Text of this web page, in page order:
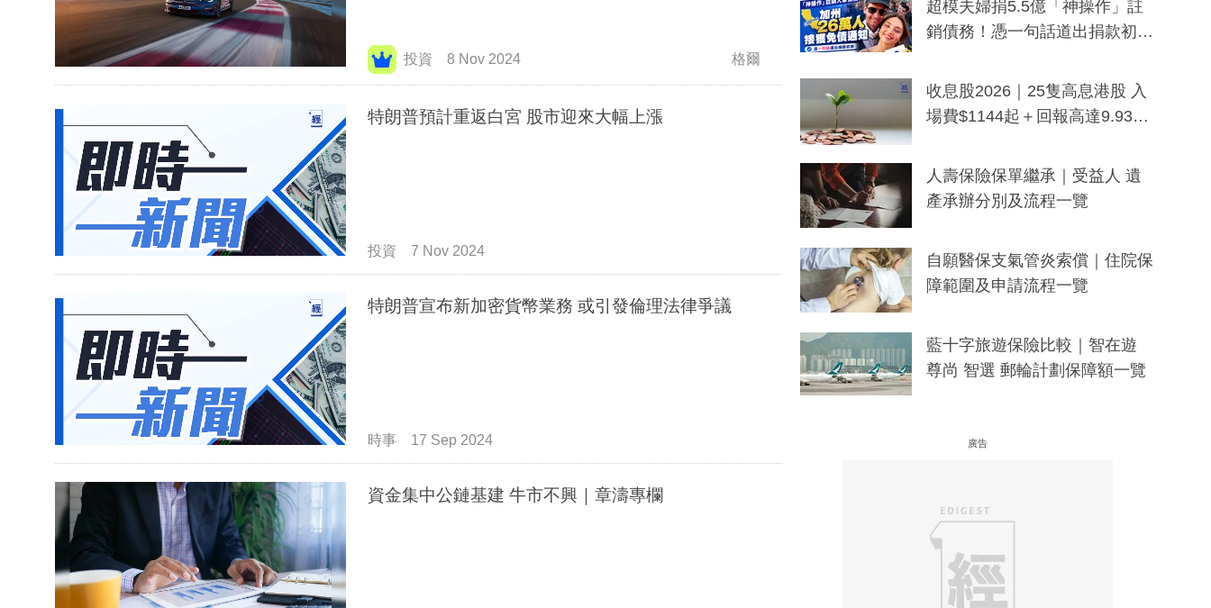
投資 8 Nov 2024 格爾
特朗普預計重返白宮 股市迎來大幅上漲
投資 7 Nov 2024
特朗普宣布新加密貨幣業務 或引發倫理法律爭議
時事 17 Sep 2024
資金集中公鏈基建 牛市不興｜章濤專欄
超模夫婦捐5.5億「神操作」註
銷債務！憑一句話道出捐款初
一度被誤當詐騙手段
收息股2026｜25隻高息港股 入
場費$1144起＋回報高達9.93
人壽保險保單繼承｜受益人 遺
產承辦分別及流程一覽
自願醫保支氣管炎索償｜住院保
障範圍及申請流程一覽
藍十字旅遊保險比較｜智在遊
尊尚 智選 郵輪計劃保障額一覽
廣告